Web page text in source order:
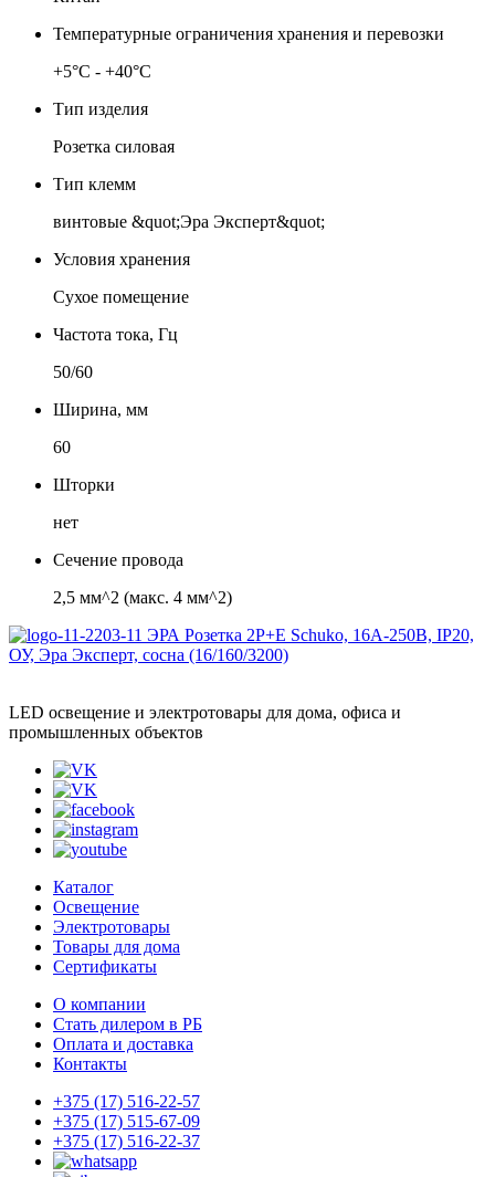
Температурные ограничения хранения и перевозки
+5°C - +40°C
Тип изделия
Розетка силовая
Тип клемм
винтовые &quot;Эра Эксперт&quot;
Условия хранения
Сухое помещение
Частота тока, Гц
50/60
Ширина, мм
60
Шторки
нет
Сечение провода
2,5 мм^2 (макс. 4 мм^2)
LED освещение и электротовары для дома, офиса и
промышленных объектов
Каталог
Освещение
Электротовары
Товары для дома
Сертификаты
О компании
Стать дилером в РБ
Оплата и доставка
Контакты
+375 (17) 516-22-57
+375 (17) 515-67-09
+375 (17) 516-22-37